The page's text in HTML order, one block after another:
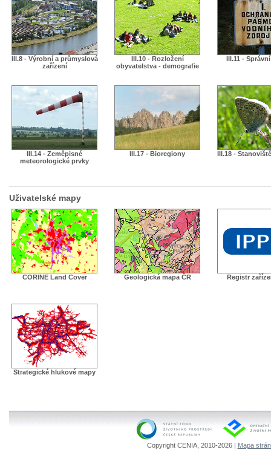
III.8 - Výrobní a průmyslová
zařízení
III.10 - Rozložení
obyvatelstva - demografie
III.11 -
III.14 - Zeměpisné
meteorologické prvky
III.17 - Bioregiony III.18 -
Uživatelské mapy
CORINE Land Cover Geologická mapa ČR Registr
Strategické hlukové mapy
Copyright CENIA, 2010-2026 | Mapa